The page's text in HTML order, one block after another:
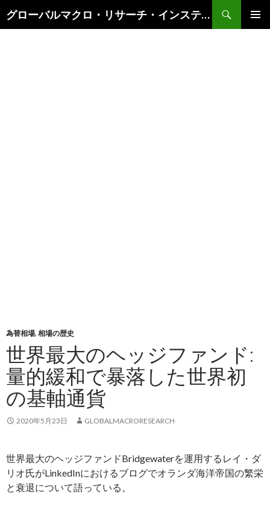
グローバルマクロ・リサーチ・インスティテュート
索
為替相場, 相場の歴史
世界最大のヘッジファンド:
量的緩和で暴落した世界初
の基軸通貨
2020年5月23日 GLOBALMACRORESEARCH
世界最大のヘッジファンドBridgewaterを運用するレイ・ダ
リオ氏がLinkedInにおけるブログでオランダ海洋帝国の繁栄
と衰退について語っている。